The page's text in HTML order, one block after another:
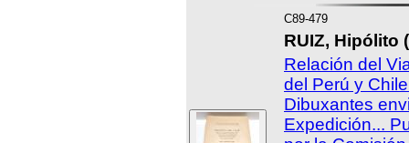
C89-479
RUIZ, Hipólito
Relación del
del Perú y
Dibuxantes
Expedición...